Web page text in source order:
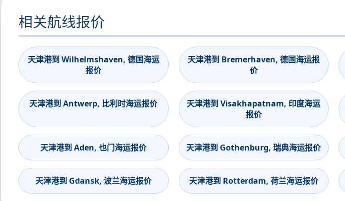
相关航线报价
天津港到 Wilhelmshaven, 德国海运
报价
天津港到 Bremerhaven, 德国海运报
价
天津港到 Antwerp, 比利时海运报价
天津港到 Visakhapatnam, 印度海运
报价
天津港到 Aden, 也门海运报价 天津港到 Gothenburg, 瑞典海运报价
天津港到 Gdansk, 波兰海运报价 天津港到 Rotterdam, 荷兰海运报价